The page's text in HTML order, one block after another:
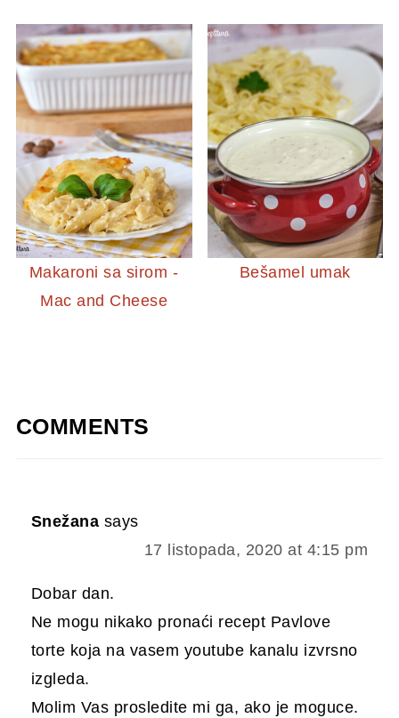
Makaroni sa sirom -
Mac and Cheese
Bešamel umak
COMMENTS
Snežana says
17 listopada, 2020 at 4:15 pm
Dobar dan.
Ne mogu nikako pronaći recept Pavlove
torte koja na vasem youtube kanalu izvrsno
izgleda.
Molim Vas prosledite mi ga, ako je moguce.